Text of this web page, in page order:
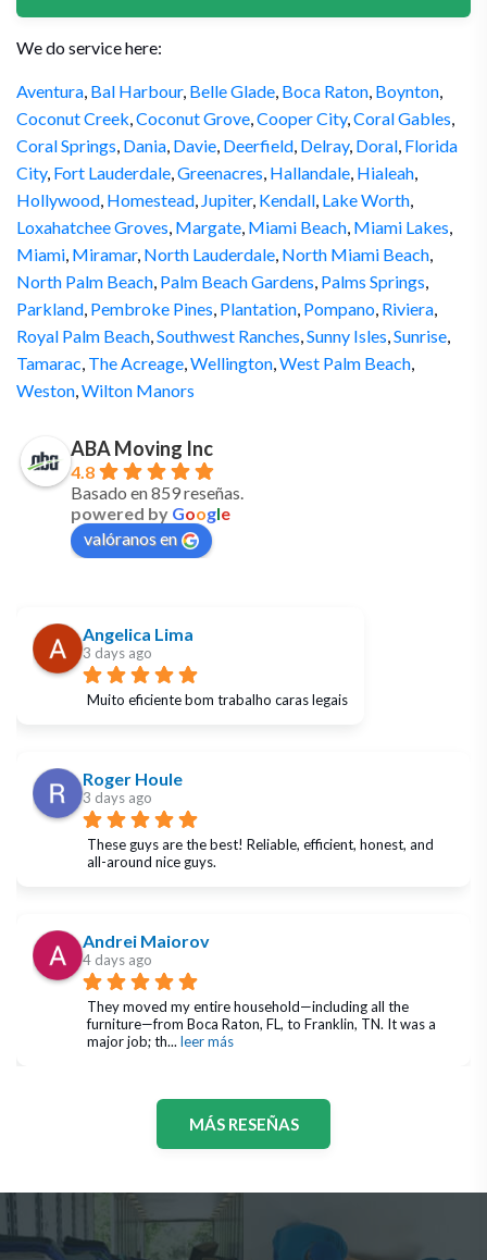
We do service here:
Aventura, Bal Harbour, Belle Glade, Boca Raton, Boynton,
Coconut Creek,Coconut Grove,Cooper City,Coral Gables,
Coral Springs, Dania, Davie, Deerfield, Delray, Doral, Florida
City, Fort Lauderdale,Greenacres, Hallandale, Hialeah,
Hollywood, Homestead, Jupiter, Kendall, Lake Worth,
Loxahatchee Groves, Margate, Miami Beach, Miami Lakes,
Miami, Miramar, North Lauderdale, North Miami Beach,
North Palm Beach, Palm Beach Gardens, Palms Springs,
Parkland, Pembroke Pines, Plantation, Pompano, Riviera,
Royal Palm Beach,Southwest Ranches,Sunny Isles,Sunrise,
Tamarac, The Acreage,Wellington,West Palm Beach,
Weston,Wilton Manors
ABA Moving Inc
4.8
Basado en 859 reseñas.
powered by Google
valóranos en
Angelica Lima
3 days ago
Muito eficiente bom trabalho caras legais
Roger Houle
3 days ago
These guys are the best! Reliable, efficient, honest, and
all-around nice guys.
Andrei Maiorov
4 days ago
They moved my entire household—including all the
furniture—from Boca Raton, FL, to Franklin, TN. It was a
major job; th... leer más
MÁS RESEÑAS